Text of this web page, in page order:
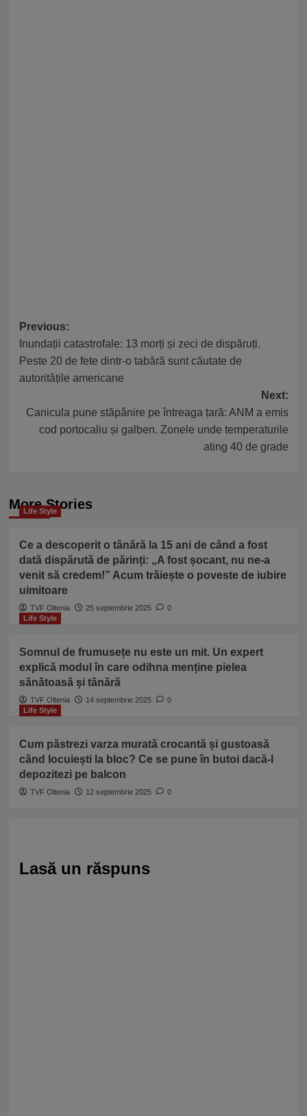
Post
navigation
Previous:
Inundații catastrofale: 13 morți și zeci de dispăruți.
Peste 20 de fete dintr-o tabără sunt căutate de
autoritățile americane
Next:
Canicula pune stăpânire pe întreaga țară: ANM a emis
cod portocaliu și galben. Zonele unde temperaturile
ating 40 de grade
More Stories
Life Style
Ce a descoperit o tânără la 15 ani de când a fost
dată dispărută de părinți: „A fost șocant, nu ne-a
venit să credem!” Acum trăiește o poveste de iubire
uimitoare
TVF Oltenia 25 septembrie 2025
0
Life Style
Somnul de frumusețe nu este un mit. Un expert
explică modul în care odihna menține pielea
sănătoasă și tânără
TVF Oltenia 14 septembrie 2025
0
Life Style
Cum păstrezi varza murată crocantă și gustoasă
când locuiești la bloc? Ce se pune în butoi dacă-l
depozitezi pe balcon
TVF Oltenia 12 septembrie 2025 0
Lasă un răspuns